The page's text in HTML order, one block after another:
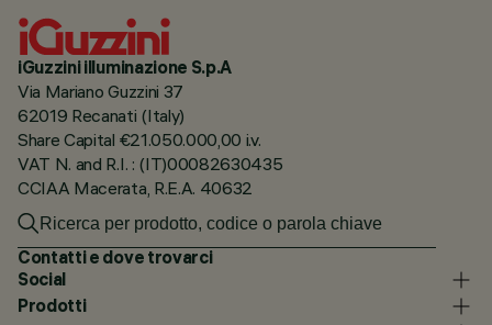
iGuzzini illuminazione S.p.A
Via Mariano Guzzini 37
62019 Recanati (Italy)
Share Capital €21.050.000,00 i.v.
VAT N. and R.I. : (IT)00082630435
CCIAA Macerata, R.E.A. 40632
Contatti e dove trovarci
Social
Prodotti